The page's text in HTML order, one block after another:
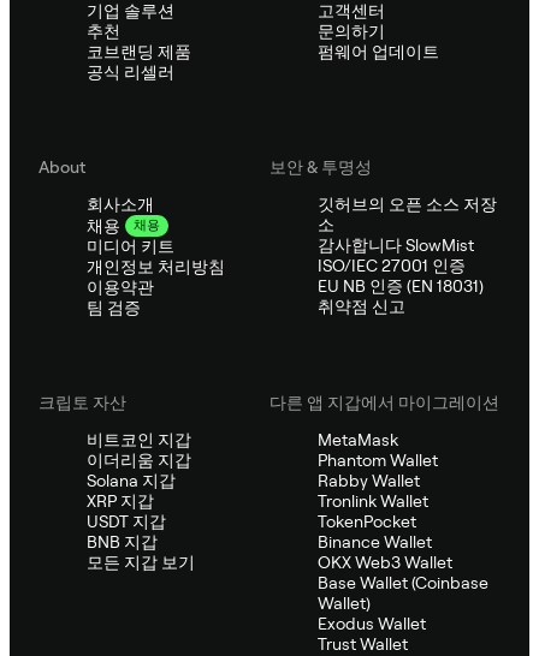
기업 솔루션
추천
코브랜딩 제품
공식 리셀러
고객센터
문의하기
펌웨어 업데이트
About
회사소개
채용
채용
미디어 키트
개인정보 처리방침
이용약관
팀 검증
보안 & 투명성
깃허브의 오픈 소스 저장
소
감사합니다 SlowMist
ISO/IEC 27001 인증
EU NB 인증 (EN 18031)
취약점 신고
크립토 자산
비트코인 지갑
이더리움 지갑
Solana 지갑
XRP 지갑
USDT 지갑
BNB 지갑
모든 지갑 보기
다른 앱 지갑에서 마이그레이션
MetaMask
Phantom Wallet
Rabby Wallet
Tronlink Wallet
TokenPocket
Binance Wallet
OKX Web3 Wallet
Base Wallet (Coinbase
Wallet)
Exodus Wallet
Trust Wallet